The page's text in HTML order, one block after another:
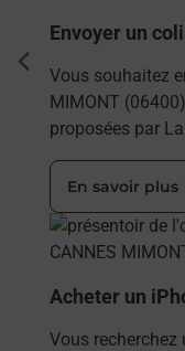
Envoyer un
Vous souhaitez
MIMONT
proposées par
En savoir plus
En savoir plus
Acheter un
Vous